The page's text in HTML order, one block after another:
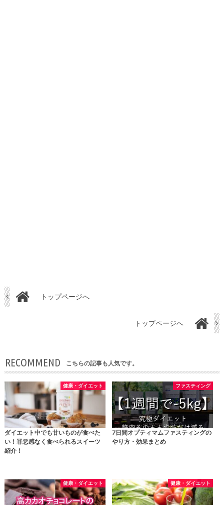
トップページへ
トップページへ
RECOMMEND こちらの記事も人気です。
健康・ダイエット
ダイエット中でも甘いものが食べた
い！罪悪感なく食べられるスイーツ
紹介！
ファスティング
7日間オプティマムファスティングの
やり方・効果まとめ
健康・ダイエット 健康・ダイエット